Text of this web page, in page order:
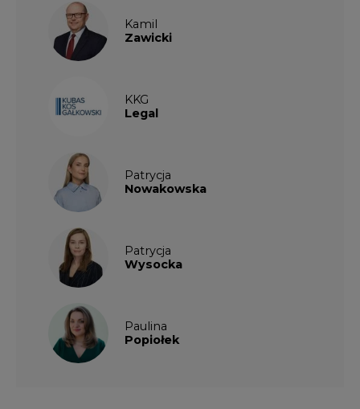
Kamil
Zawicki
KKG
Legal
Patrycja
Nowakowska
Patrycja
Wysocka
Paulina
Popiołek